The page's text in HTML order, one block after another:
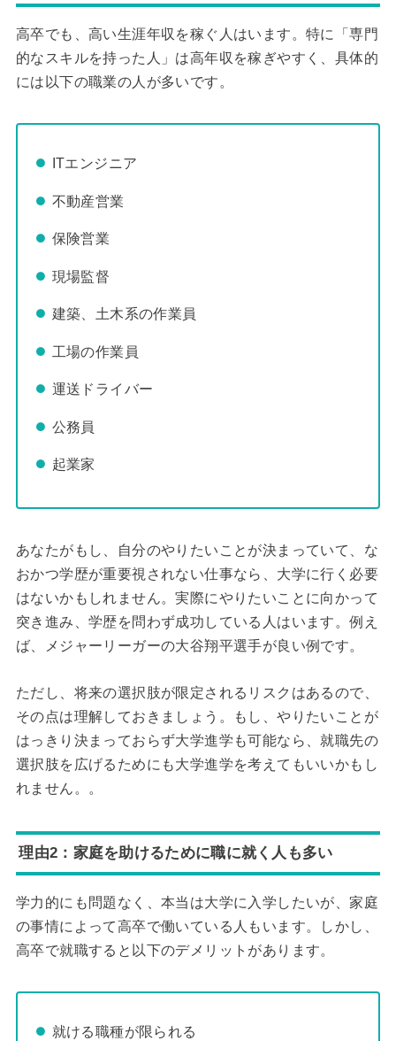
高卒でも、高い生涯年収を稼ぐ人はいます。特に「専門
的なスキルを持った人」は高年収を稼ぎやすく、具体的
には以下の職業の人が多いです。
ITエンジニア
不動産営業
保険営業
現場監督
建築、土木系の作業員
工場の作業員
運送ドライバー
公務員
起業家
あなたがもし、自分のやりたいことが決まっていて、な
おかつ学歴が重要視されない仕事なら、大学に行く必要
はないかもしれません。実際にやりたいことに向かって
突き進み、学歴を問わず成功している人はいます。例え
ば、メジャーリーガーの大谷翔平選手が良い例です。
ただし、将来の選択肢が限定されるリスクはあるので、
その点は理解しておきましょう。もし、やりたいことが
はっきり決まっておらず大学進学も可能なら、就職先の
選択肢を広げるためにも大学進学を考えてもいいかもし
れません。。
理由2：家庭を助けるために職に就く人も多い
学力的にも問題なく、本当は大学に入学したいが、家庭
の事情によって高卒で働いている人もいます。しかし、
高卒で就職すると以下のデメリットがあります。
就ける職種が限られる